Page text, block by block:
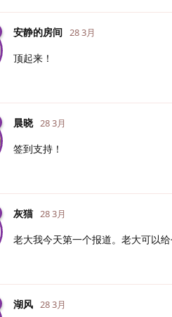
安静的房间 28 3月
顶起来！
晨晓 28 3月
签到支持！
灰猫 28 3月
老大我今天第一个报道。老大可以
湖风 28 3月